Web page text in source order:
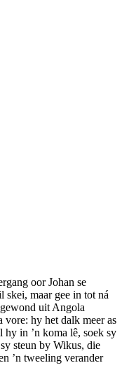
oor Johan se
skei, maar gee in tot ná
uit Angola
vore: hy het dalk meer as
in ’n koma lê, soek sy
steun by Wikus, die
’n tweeling verander